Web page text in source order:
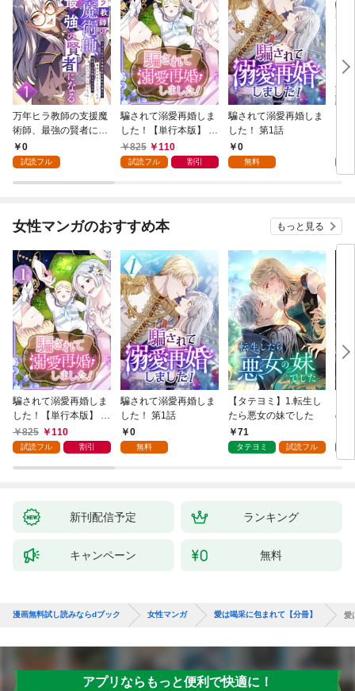
万年ヒラ教師の支援魔
術師、最強の賢者にな
る～不人気の支援魔術
師は給料泥棒だと魔術
が、出世した元教え子
らない件～ 第1話
0
試読フル
騙されて溺愛再婚しま
した！【単行本版】 1
巻825 110
試読フル 割引
騙されて溺愛再婚しま
した！ 第1話
0
無料
女性マンガのおすすめ本 もっと見る
騙されて溺愛再婚しま
した！【単行本版】 1
巻825 110
試読フル 割引
騙されて溺愛再婚しま
した！ 第1話
0
無料
【タテヨミ】1.転生し
たら悪女の妹でした
71
タテヨミ 試読フル
の
新刊配信予定 ランキング
キャンペーン 無料
漫画無料試し読みならdブック 女性マンガ 愛は喝采に包まれて【分冊】 愛
アプリならもっと便利で快適に！